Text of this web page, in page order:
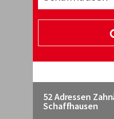
52 Adressen
Schaffhausen